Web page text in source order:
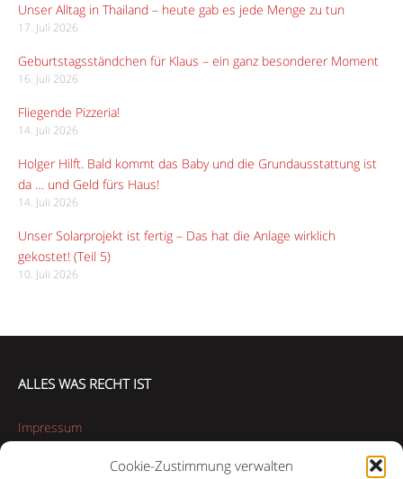
Cookie-Zustimmung verwalten
Unser Alltag in Thailand – heute gab es jede Menge zu tun
17. Juli 2026
Geburtstagsständchen für Klaus – ein ganz besonderer Moment
16. Juli 2026
Fliegende Pizzeria!
14. Juli 2026
Holger Hilft. Bald kommt das Baby und die Grundausstattung ist
da … und Geld fürs Haus!
14. Juli 2026
Unser Solarprojekt ist fertig – Das hat die Anlage wirklich
gekostet! (Teil 5)
10. Juli 2026
ALLES WAS RECHT IST
Impressum
Datenschutzerklärung